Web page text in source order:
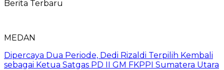
Berita Terbaru
MEDAN
Dipercaya Dua Periode, Dedi Rizaldi Terpilih Kembali
sebagai Ketua Satgas PD II GM FKPPI Sumatera Utara